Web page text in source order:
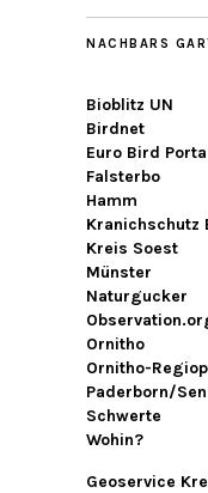
NACHBARS
Bioblitz UN
Birdnet
Euro Bird
Falsterbo
Hamm
Kranichschutz
Kreis Soest
Münster
Naturgucker
Ornitho
Ornitho-
Paderborn/
Schwerte
Wohin?
Geoservice